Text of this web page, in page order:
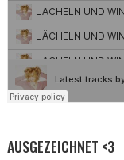
AUSGEZEICHNET <3